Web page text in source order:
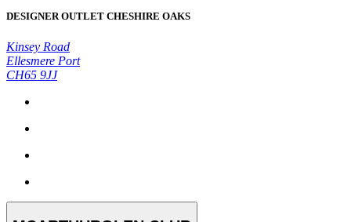
DESIGNER OUTLET CHESHIRE OAKS
Kinsey Road
Ellesmere Port
CH65 9JJ